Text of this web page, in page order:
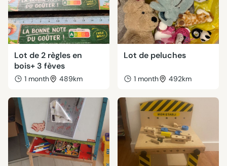
Lot de 2 règles en
bois+ 3 fèves
1 month 489km
Lot de peluches
1 month 492km